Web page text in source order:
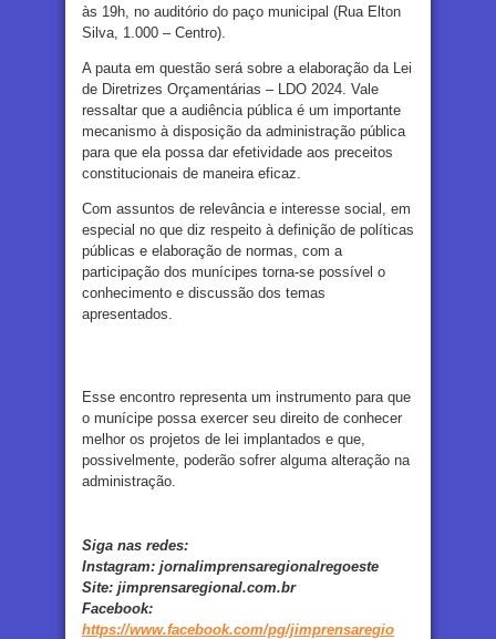
às 19h, no auditório do paço municipal (Rua Elton
Silva, 1.000 – Centro).
A pauta em questão será sobre a elaboração da Lei
de Diretrizes Orçamentárias – LDO 2024. Vale
ressaltar que a audiência pública é um importante
mecanismo à disposição da administração pública
para que ela possa dar efetividade aos preceitos
constitucionais de maneira eficaz.
Com assuntos de relevância e interesse social, em
especial no que diz respeito à definição de políticas
públicas e elaboração de normas, com a
participação dos munícipes torna-se possível o
conhecimento e discussão dos temas
apresentados.
Esse encontro representa um instrumento para que
o munícipe possa exercer seu direito de conhecer
melhor os projetos de lei implantados e que,
possivelmente, poderão sofrer alguma alteração na
administração.
Siga nas redes:
Instagram: jornalimprensaregionalregoeste
Site: jimprensaregional.com.br
Facebook:
https://www.facebook.com/pg/jimprensaregio